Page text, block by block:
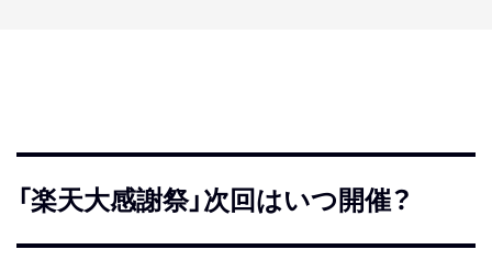
「楽天大感謝祭」次回はいつ開催？